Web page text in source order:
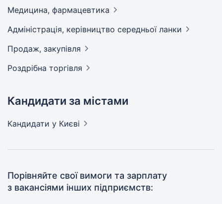
Медицина, фармацевтика
Адмiнiстрацiя, керівництво середньої ланки
Продаж, закупівля
Роздрібна торгівля
Кандидати за містами
Кандидати у Києві
Порівняйте свої вимоги та зарплату
з вакансіями інших підприємств: